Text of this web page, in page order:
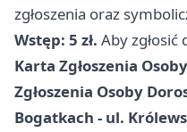
zgłoszenia oraz
Wstęp: 5 zł. Aby zgłosić
Karta Zgłoszenia
Zgłoszenia Osoby
Bogatkach - ul.